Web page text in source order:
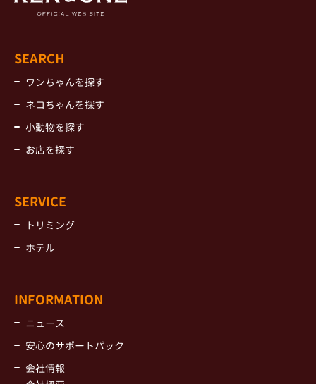
SEARCH
ワンちゃんを探す
ネコちゃんを探す
小動物を探す
お店を探す
SERVICE
トリミング
ホテル
INFORMATION
ニュース
安心のサポートパック
会社情報